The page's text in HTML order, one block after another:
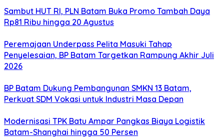
Sambut HUT RI, PLN Batam Buka Promo Tambah Daya
Rp81 Ribu hingga 20 Agustus
Peremajaan Underpass Pelita Masuki Tahap
Penyelesaian, BP Batam Targetkan Rampung Akhir Juli
2026
BP Batam Dukung Pembangunan SMKN 13 Batam,
Perkuat SDM Vokasi untuk Industri Masa Depan
Modernisasi TPK Batu Ampar Pangkas Biaya Logistik
Batam-Shanghai hingga 50 Persen